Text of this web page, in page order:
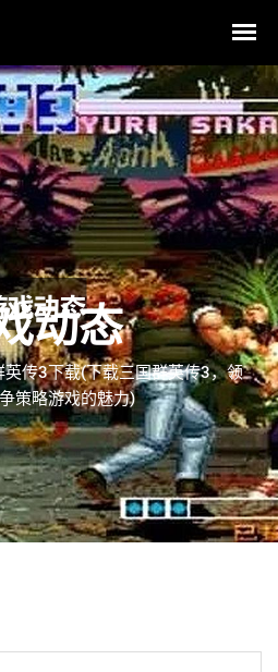
动态
英传3下载(下载三国群英传3，领
策略游戏的魅力)